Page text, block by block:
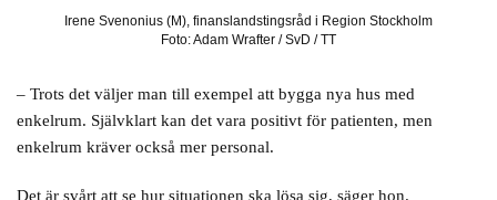
Irene Svenonius (M), finanslandstingsråd i Region Stockholm
Foto: Adam Wrafter / SvD / TT
– Trots det väljer man till exempel att bygga nya hus med
enkelrum. Självklart kan det vara positivt för patienten, men
enkelrum kräver också mer personal.
Det är svårt att se hur situationen ska lösa sig, säger hon.